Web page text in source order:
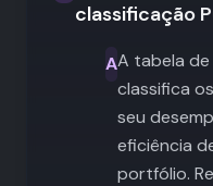
classificação
AA tabela de
classifica
seu
eficiência
portfólio.